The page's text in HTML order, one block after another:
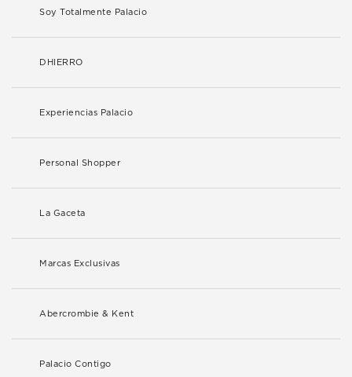
Soy Totalmente Palacio
DHIERRO
Experiencias Palacio
Personal Shopper
La Gaceta
Marcas Exclusivas
Abercrombie & Kent
Palacio Contigo